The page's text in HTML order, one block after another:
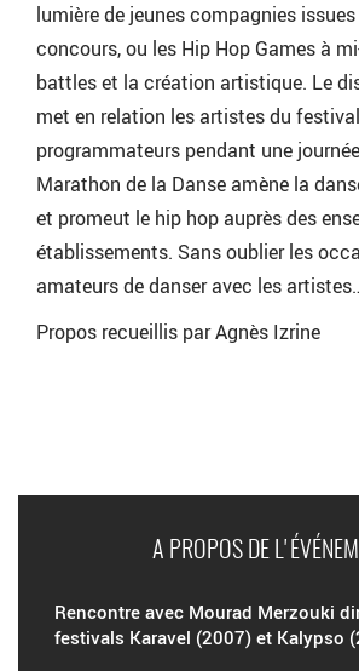
lumière de jeunes compagnies
concours, ou les Hip Hop Games à
battles et la création artistique. Le
met en relation les artistes du
programmateurs pendant une
Marathon de la Danse amène la
et promeut le hip hop auprès des
établissements. Sans oublier les
amateurs de danser avec les
Propos recueillis par Agnès Izrine
A PROPOS DE
Rencontre avec Mourad Merzouki
festivals Karavel (2007) et Kalypso